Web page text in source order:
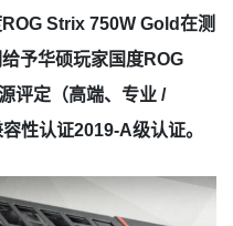
Strix 750W Gold在测
予华硕玩家国度ROG
评定（高端、专业 /
性认证2019-A级认证。